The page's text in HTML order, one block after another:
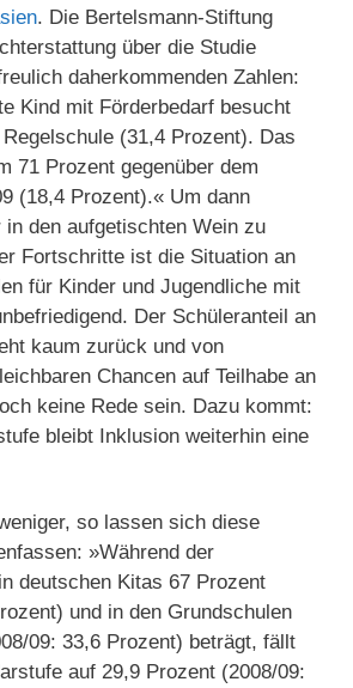
. Die Bertelsmann-Stiftung
über die Studie
daherkommenden Zahlen:
Kind mit Förderbedarf besucht
(31,4 Prozent). Das
71 Prozent gegenüber dem
(18,4 Prozent).« Um dann
den aufgetischten Wein zu
Fortschritte ist die Situation an
für Kinder und Jugendliche mit
Der Schüleranteil an
kaum zurück und von
Chancen auf Teilhabe an
keine Rede sein. Dazu kommt:
bleibt Inklusion weiterhin eine
so lassen sich diese
»Während der
deutschen Kitas 67 Prozent
und in den Grundschulen
09: 33,6 Prozent) beträgt, fällt
auf 29,9 Prozent (2008/09: